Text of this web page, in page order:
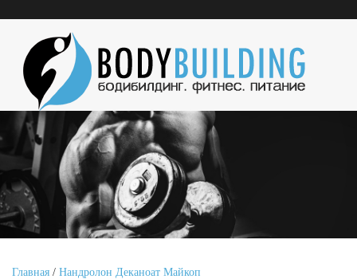
Главная / Нандролон Деканоат Майкоп